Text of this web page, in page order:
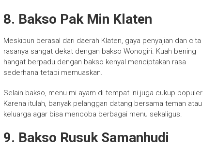
8. Bakso Pak Min Klaten
Meskipun berasal dari daerah Klaten, gaya penyajian dan cita
rasanya sangat dekat dengan bakso Wonogiri. Kuah bening
hangat berpadu dengan bakso kenyal menciptakan rasa
sederhana tetapi memuaskan.
Selain bakso, menu mi ayam di tempat ini juga cukup populer.
Karena itulah, banyak pelanggan datang bersama teman atau
keluarga agar bisa mencoba berbagai menu sekaligus.
9. Bakso Rusuk Samanhudi